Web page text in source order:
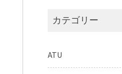
カテゴリー
ATU